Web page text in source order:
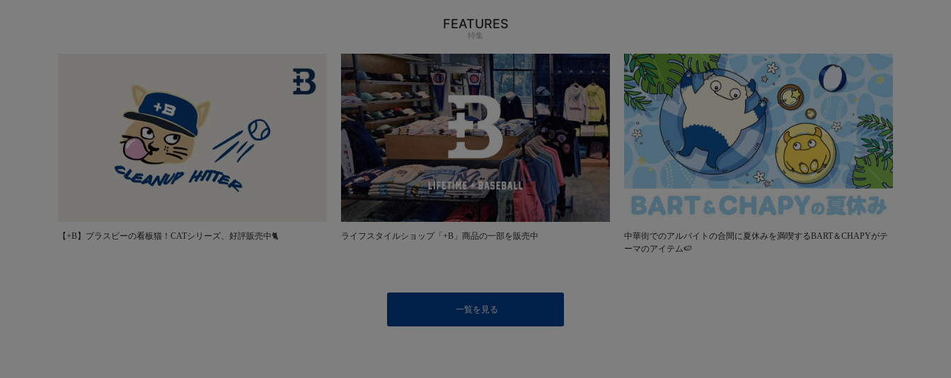
FEATURES
特集
【+B】プラスビーの看板猫！CATシリーズ、好評販売中🐈 ライフスタイルショップ「+B」商品の一部を販売中
中華街でのアルバイトの合間に夏休みを満喫するBART＆CHAPYがテ
ーマのアイテム🍉
一覧を見る